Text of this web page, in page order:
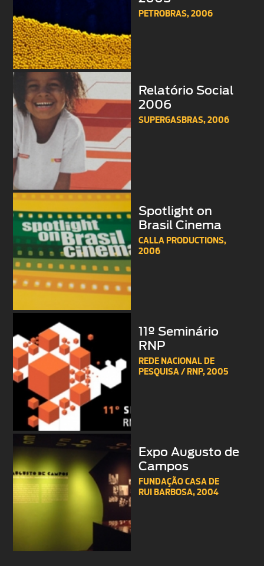
PETROBRAS,2006
Relatório Social
2006
SUPERGASBRAS,2006
Spotlight on
Brasil Cinema
CALLA PRODUCTIONS,
2006
11º Seminário
RNP
REDE NACIONAL DE
PESQUISA / RNP,2005
Expo Augusto de
Campos
FUNDAÇÃO CASA DE
RUI BARBOSA,2004